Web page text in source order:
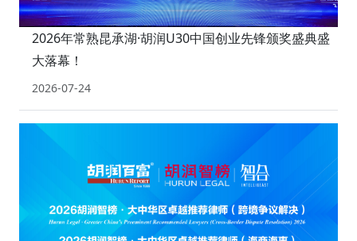
2026年常熟昆承湖·胡润U30中国创业先锋颁奖盛典盛
大落幕！
2026-07-24